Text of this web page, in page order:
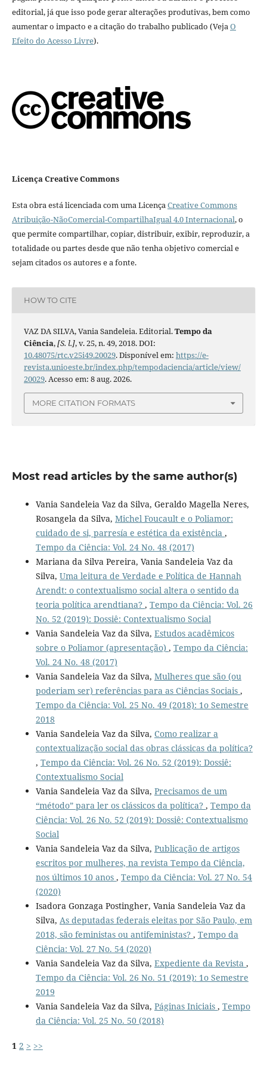
editorial, já que isso pode gerar alterações produtivas, bem como
aumentar o impacto e a citação do trabalho publicado (VejaO
Efeito do Acesso Livre).
Licença Creative Commons
Esta obra está licenciada com uma LicençaCreative Commons
Atribuição-NãoComercial-CompartilhaIgual 4.0 Internacional, o
que permite compartilhar, copiar, distribuir, exibir, reproduzir, a
totalidade ou partes desde que não tenha objetivo comercial e
sejam citados os autores e a fonte.
HOW TO CITE
VAZ DA SILVA, Vania Sandeleia. Editorial.Tempo da
Ciência,[S. l.], v. 25, n. 49, 2018. DOI:
10.48075/rtc.v25i49.20029. Disponível em: https://e-
revista.unioeste.br/index.php/tempodaciencia/article/view/
20029. Acesso em: 8 aug. 2026.
MORE CITATION FORMATS
Most read articles by the same author(s)
Vania Sandeleia Vaz da Silva, Geraldo Magella Neres,
Rosangela da Silva, Michel Foucault e o Poliamor:
cuidado de si, parresía e estética da existência ,
Tempo da Ciência: Vol. 24 No. 48 (2017)
Mariana da Silva Pereira, Vania Sandeleia Vaz da
Silva, Uma leitura de Verdade e Política de Hannah
Arendt: o contextualismo social altera o sentido da
teoria política arendtiana? , Tempo da Ciência: Vol. 26
No. 52 (2019): Dossiê: Contextualismo Social
Vania Sandeleia Vaz da Silva, Estudos acadêmicos
sobre o Poliamor (apresentação) , Tempo da Ciência:
Vol. 24 No. 48 (2017)
Vania Sandeleia Vaz da Silva, Mulheres que são (ou
poderiam ser) referências para as Ciências Sociais ,
Tempo da Ciência: Vol. 25 No. 49 (2018): 1o Semestre
2018
Vania Sandeleia Vaz da Silva, Como realizar a
contextualização social das obras clássicas da política?
, Tempo da Ciência: Vol. 26 No. 52 (2019): Dossiê:
Contextualismo Social
Vania Sandeleia Vaz da Silva, Precisamos de um
“método” para ler os clássicos da política? , Tempo da
Ciência: Vol. 26 No. 52 (2019): Dossiê: Contextualismo
Social
Vania Sandeleia Vaz da Silva, Publicação de artigos
escritos por mulheres, na revista Tempo da Ciência,
nos últimos 10 anos , Tempo da Ciência: Vol. 27 No. 54
(2020)
Isadora Gonzaga Postingher, Vania Sandeleia Vaz da
Silva, As deputadas federais eleitas por São Paulo, em
2018, são feministas ou antifeministas? , Tempo da
Ciência: Vol. 27 No. 54 (2020)
Vania Sandeleia Vaz da Silva, Expediente da Revista ,
Tempo da Ciência: Vol. 26 No. 51 (2019): 1o Semestre
2019
Vania Sandeleia Vaz da Silva, Páginas Iniciais , Tempo
da Ciência: Vol. 25 No. 50 (2018)
1 2 > >>